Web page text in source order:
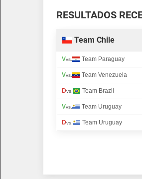
RESULTADOS
Team Chile
Vvs. Team Paraguay
Vvs. Team Venezuela
Dvs. Team Brazil
Vvs. Team Uruguay
Dvs. Team Uruguay